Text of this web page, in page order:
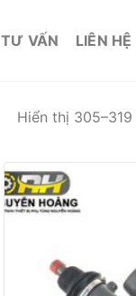
TƯ VẤN LIÊN HỆ
Hiển thị